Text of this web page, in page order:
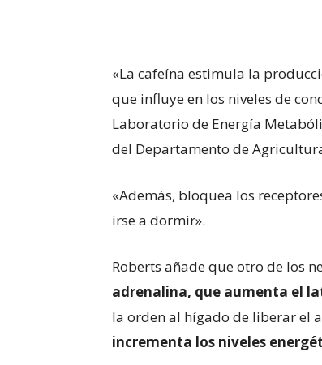
«La cafeína estimula la
que influye en los niveles de
Laboratorio de Energía
del Departamento de
«Además, bloquea los
irse a dormir».
Roberts añade que otro de los
adrenalina, que aumenta el
la orden al hígado de liberar el
incrementa los niveles